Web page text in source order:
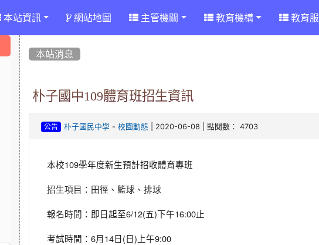
本站資訊 網站地圖 主管機關 教育機構 教育
本站消息
朴子國中109體育班招生資訊
公告 朴子國民中學 - 校園動態 | 2020-06-08 | 點閱數： 4703
本校109學年度新生預計招收體育專班
招生項目：田徑、籃球、排球
報名時間：即日起至6/12(五)下午16:00止
考試時間：6月14日(日)上午9:00